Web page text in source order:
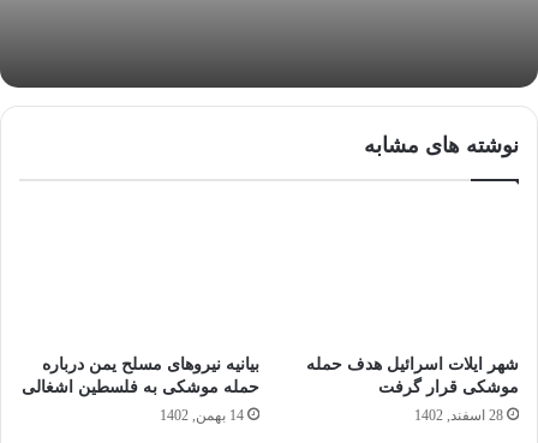
نوشته های مشابه
شهر ایلات اسرائیل هدف حمله
موشکی قرار گرفت
28 اسفند, 1402
بیانیه نیروهای مسلح یمن درباره
حمله موشکی به فلسطین اشغالی
14 بهمن, 1402